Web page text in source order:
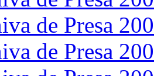
de Presa
de Presa